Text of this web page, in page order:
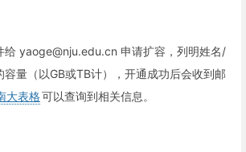
给 yaoge@nju.edu.cn 申请扩容，列明姓名/
容量（以GB或TB计），开通成功后会收到邮
大表格可以查询到相关信息。